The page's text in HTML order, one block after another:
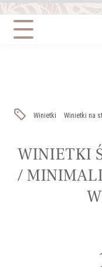
Winietki Winietki na
WINIETKI
/